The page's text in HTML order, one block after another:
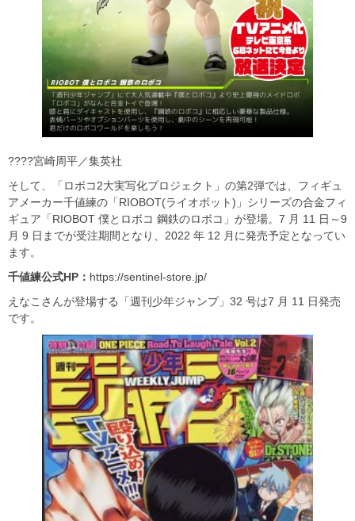
????宮崎周平／集英社
そして、「ロボコ2大実写化プロジェクト」の第2弾では、フィギュ
アメーカー千値練の「RIOBOT(ライオボット)」シリーズの合金フィ
ギュア「RIOBOT 僕とロボコ 鋼鉄のロボコ」が登場。7 月 11 日～9
月 9 日までが受注期間となり、2022 年 12 月に発売予定となってい
ます。
千値練公式HP ： https://sentinel-store.jp/
えなこさんが登場する「週刊少年ジャンプ」32 号は7 月 11 日発売
です。